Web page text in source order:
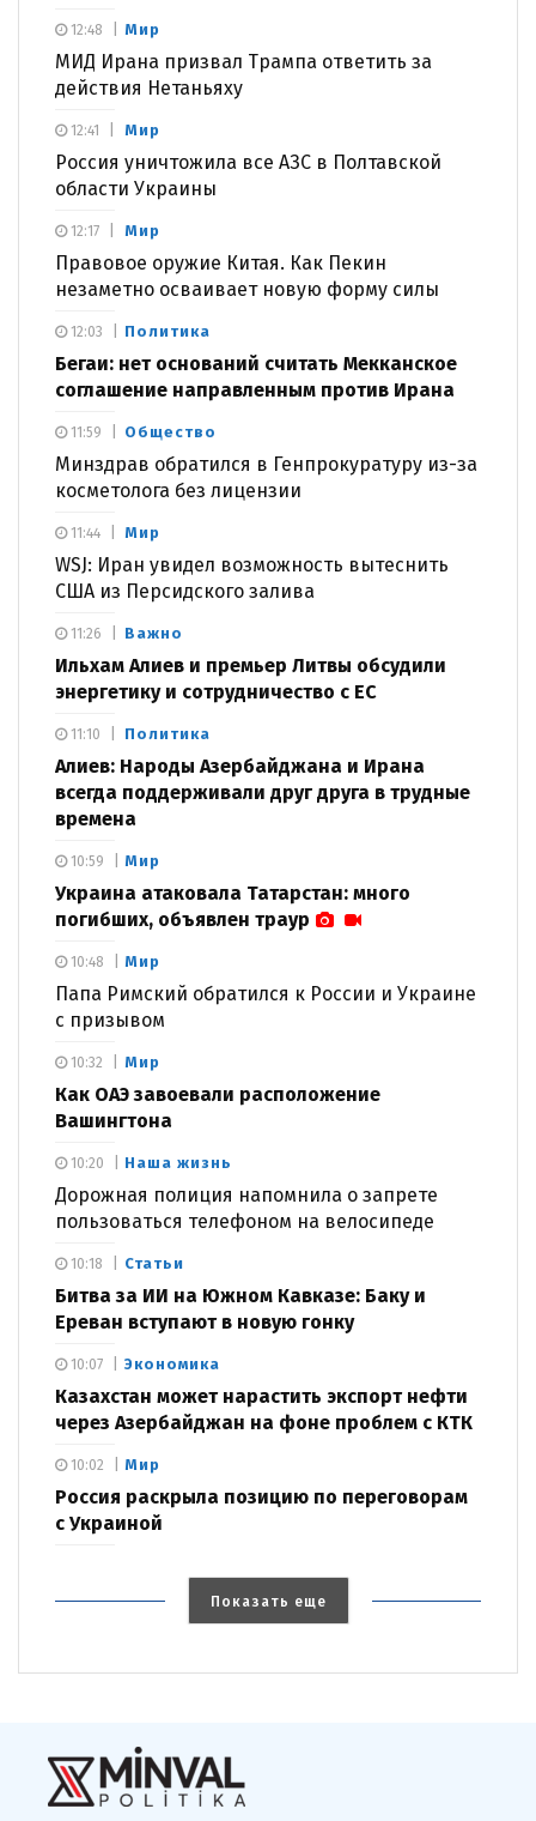
Мир
МИД Ирана призвал Трампа ответить за
действия Нетаньяху
12:48
Мир
Россия уничтожила все АЗС в Полтавской
области Украины
12:41
Мир
Правовое оружие Китая. Как Пекин
незаметно осваивает новую форму силы
12:17
Политика
Бегаи: нет оснований считать Мекканское
соглашение направленным против Ирана
12:03
Общество
Минздрав обратился в Генпрокуратуру из-за
косметолога без лицензии
11:59
Мир
WSJ: Иран увидел возможность вытеснить
США из Персидского залива
11:44
Важно
Ильхам Алиев и премьер Литвы обсудили
энергетику и сотрудничество с ЕС
11:26
Политика
Алиев: Народы Азербайджана и Ирана
всегда поддерживали друг друга в трудные
времена
11:10
Мир
Украина атаковала Татарстан: много
погибших, объявлен траур
10:59
Мир
Папа Римский обратился к России и Украине
с призывом
10:48
Мир
Как ОАЭ завоевали расположение
Вашингтона
10:32
Наша жизнь
Дорожная полиция напомнила о запрете
пользоваться телефоном на велосипеде
10:20
Статьи
Битва за ИИ на Южном Кавказе: Баку и
Ереван вступают в новую гонку
10:18
Экономика
Казахстан может нарастить экспорт нефти
через Азербайджан на фоне проблем с КТК
10:07
Мир
Россия раскрыла позицию по переговорам
с Украиной
10:02
Показать еще